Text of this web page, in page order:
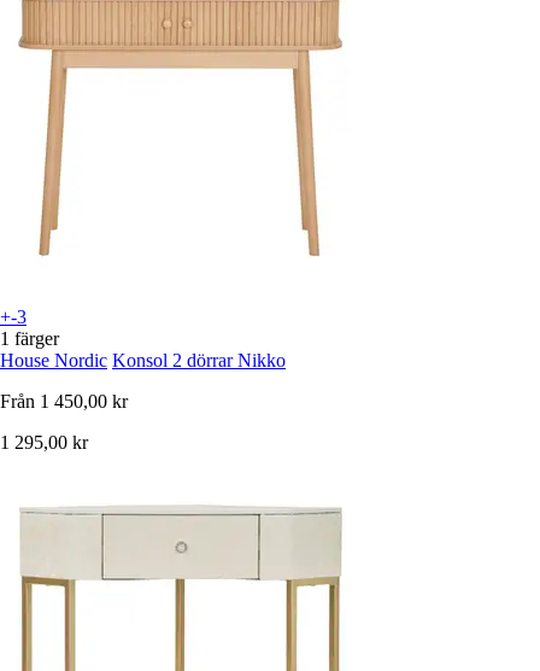
+-3
1 färger
House Nordic Konsol 2 dörrar Nikko
Från 1 450,00 kr
1 295,00 kr